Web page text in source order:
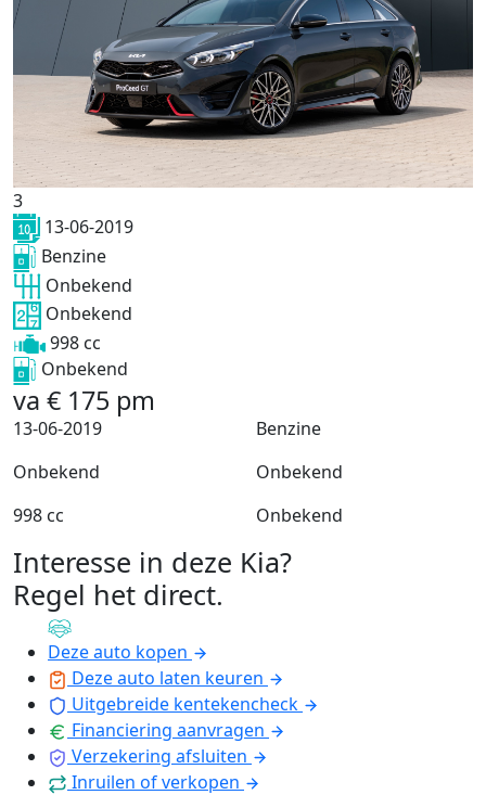
3
13-06-2019
Benzine
Onbekend
Onbekend
998 cc
Onbekend
va € 175 pm
13-06-2019
Benzine
Onbekend
Onbekend
998 cc
Onbekend
Interesse in deze Kia?
Regel het direct.
Deze auto kopen
Deze auto laten keuren
Uitgebreide kentekencheck
Financiering aanvragen
Verzekering afsluiten
Inruilen of verkopen